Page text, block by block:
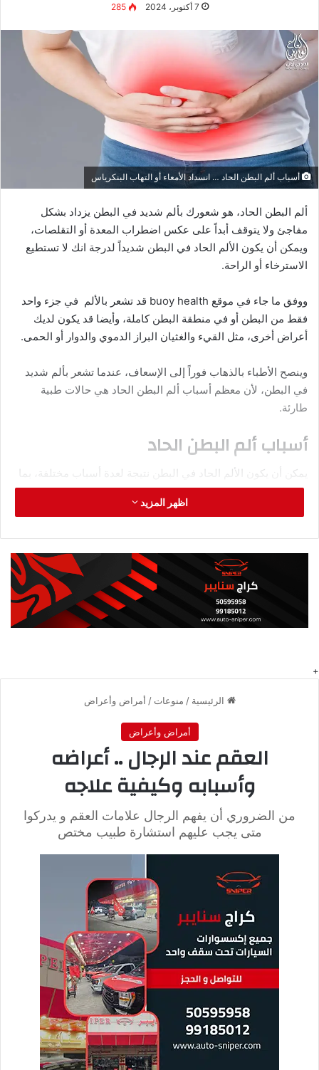
7 أكتوبر، 2024 285
أسباب ألم البطن الحاد … انسداد الأمعاء أو التهاب البنكرياس
ألم البطن الحاد، هو شعورك بألم شديد في البطن يزداد بشكل
مفاجئ ولا يتوقف أبداً على عكس اضطراب المعدة أو التقلصات،
ويمكن أن يكون الألم الحاد في البطن شديداً لدرجة انك لا تستطيع
الاسترخاء أو الراحة.
ووفق ما جاء في موقع buoy health قد تشعر بالألم في جزء واحد
فقط من البطن أو في منطقة البطن كاملة، وأيضا قد يكون لديك
أعراض أخرى، مثل القيء والغثيان البراز الدموي والدوار أو الحمى.
وينصح الأطباء بالذهاب فوراً إلى الإسعاف، عندما تشعر بألم شديد
في البطن، لأن معظم أسباب ألم البطن الحاد هي حالات طبية
طارئة.
أسباب ألم البطن الحاد
يمكن أن يكون الألم الحاد في البطن نتيجة لعدة أسباب مختلفة، بما
في ذلك:
التهاب المعدة:
العلوي من البطن.
قرحة المعدة:
تتسبب قرحة المعدة في الألم الحاد في الجزء
العلوي من البطن، وقد يصاحبها ارتجاع حمض المعدة إلى
المريء.
التهاب الزائدة الدودية:يسبب التهاب الزائدة الدودية الألم الحاد
في الجانب الأيمن السفلي من البطن.
التهاب الأمعاء:يمكن أن يسبب التهاب الأمعاء الألم الحاد في
البطن السفلي.
التهاب الكلى:يمكن أن يسبب التهاب الكلى الألم الحاد في
الجزء السفلي من الظهر والجانب الأيمن السفلي من البطن.
اظهر المزيد